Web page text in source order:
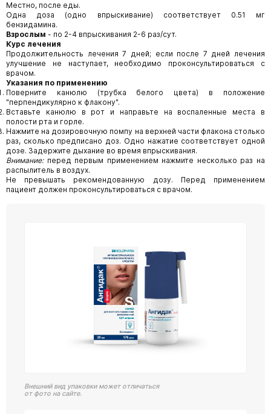
Местно, после еды.
Одна доза (одно впрыскивание) соответствует 0.51 мг
бензидамина.
Взрослым - по 2-4 впрыскивания 2-6 раз/сут.
Курс лечения
Продолжительность лечения 7 дней; если после 7 дней лечения
улучшение не наступает, необходимо проконсультироваться с
врачом.
Указания по применению
Поверните канюлю (трубка белого цвета) в положение
"перпендикулярно к флакону".
Вставьте канюлю в рот и направьте на воспаленные места в
полости рта и горле.
Нажмите на дозировочную помпу на верхней части флакона столько
раз, сколько предписано доз. Одно нажатие соответствует одной
дозе. Задержите дыхание во время впрыскивания.
Внимание:перед первым применением нажмите несколько раз на
распылитель в воздух.
Не превышать рекомендованную дозу. Перед применением
пациент должен проконсультироваться с врачом.
Внешний вид упаковки может отличаться
от фото на сайте.